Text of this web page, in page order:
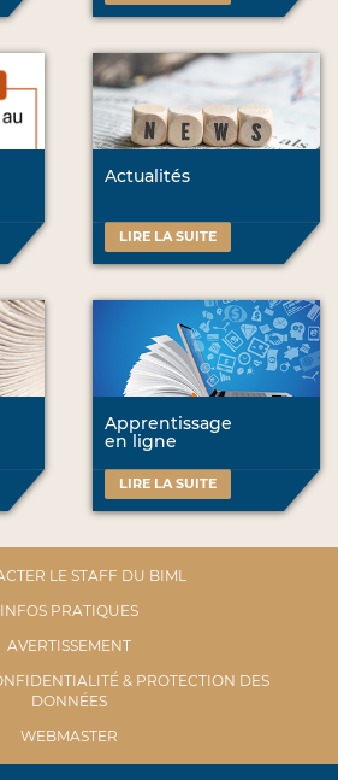
Actualités
LIRE LA SUITE
Apprentissage
en ligne
LIRE LA SUITE
LE STAFF DU BIML
INFOS PRATIQUES
AVERTISSEMENT
& PROTECTION DES
DONNÉES
WEBMASTER